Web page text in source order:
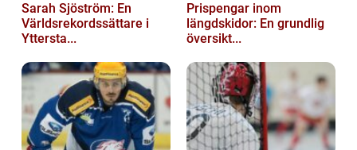
Sarah Sjöström: En
Världsrekordssättare i
Yttersta...
Prispengar inom
längdskidor: En grundlig
översikt...